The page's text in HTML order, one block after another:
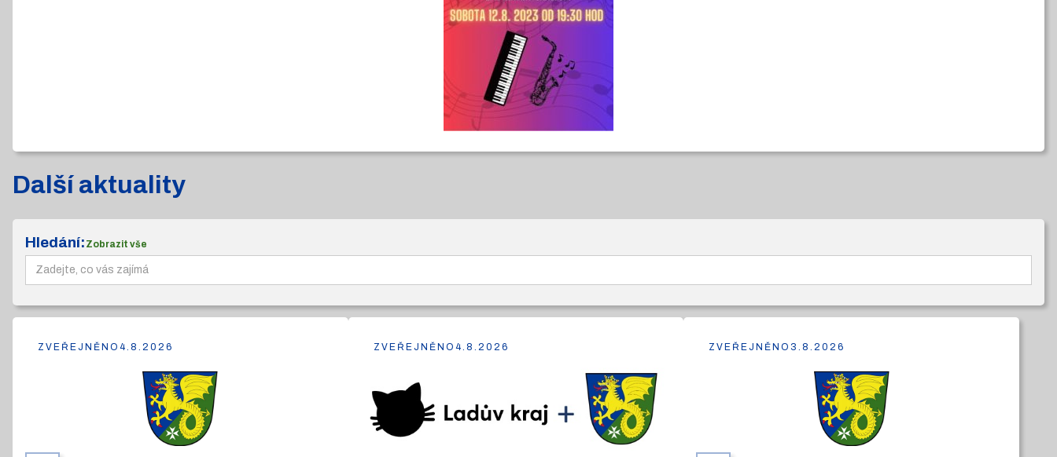
Další aktuality
Hledání: Zobrazit vše
ZVEŘEJNĚNO 4.8.2026 ZVEŘEJNĚNO 4.8.2026 ZVEŘEJNĚNO 3.8.2026